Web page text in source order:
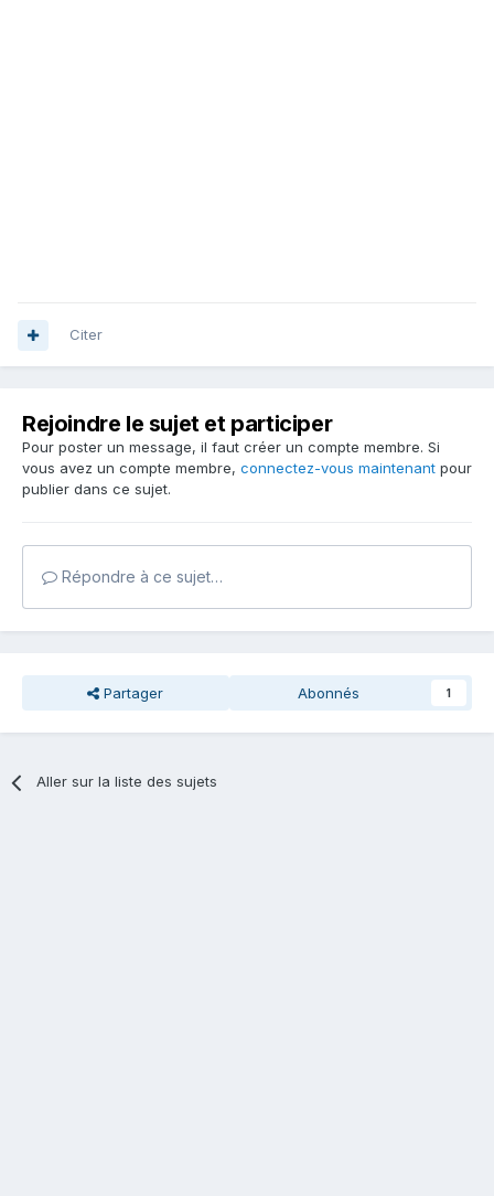
Citer
Rejoindre le sujet et participer
Pour poster un message, il faut créer un compte membre. Si
vous avez un compte membre, connectez-vous maintenant pour
publier dans ce sujet.
Répondre à ce sujet…
Partager Abonnés 1
Aller sur la liste des sujets